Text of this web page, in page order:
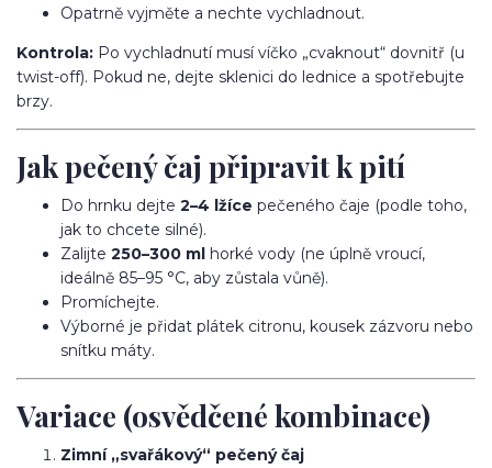
Opatrně vyjměte a nechte vychladnout.
Kontrola: Po vychladnutí musí víčko „cvaknout“ dovnitř (u
twist-off). Pokud ne, dejte sklenici do lednice a spotřebujte
brzy.
Jak pečený čaj připravit k pití
Do hrnku dejte 2–4 lžíce pečeného čaje (podle toho,
jak to chcete silné).
Zalijte 250–300 ml horké vody (ne úplně vroucí,
ideálně 85–95 °C, aby zůstala vůně).
Promíchejte.
Výborné je přidat plátek citronu, kousek zázvoru nebo
snítku máty.
Variace (osvědčené kombinace)
Zimní „svařákový“ pečený čaj